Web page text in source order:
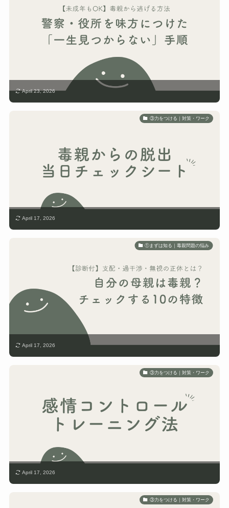
April 23, 2026
③力をつける｜対策・ワーク
April 17, 2026
①まずは知る｜毒親問題の悩み
April 17, 2026
③力をつける｜対策・ワーク
April 17, 2026
③力をつける｜対策・ワーク